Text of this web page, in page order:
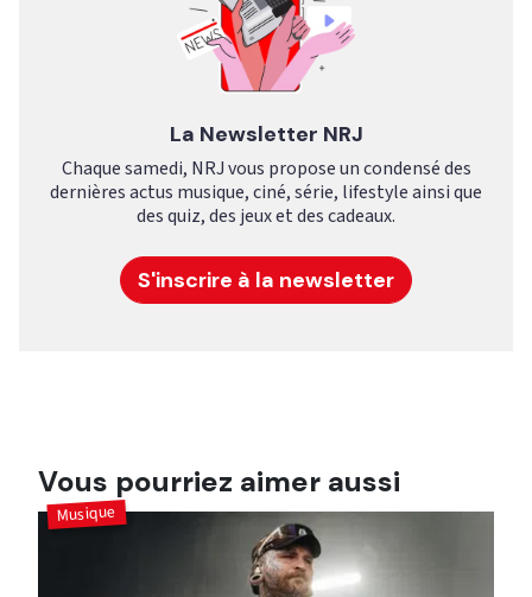
La Newsletter NRJ
Chaque samedi, NRJ vous propose un condensé des
dernières actus musique, ciné, série, lifestyle ainsi que
des quiz, des jeux et des cadeaux.
S'inscrire à la newsletter
Vous pourriez aimer aussi
Musique